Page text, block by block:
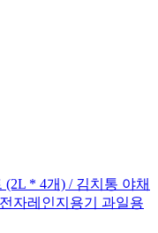
* 4개) / 김치통 야채
자레인지용기 과일용